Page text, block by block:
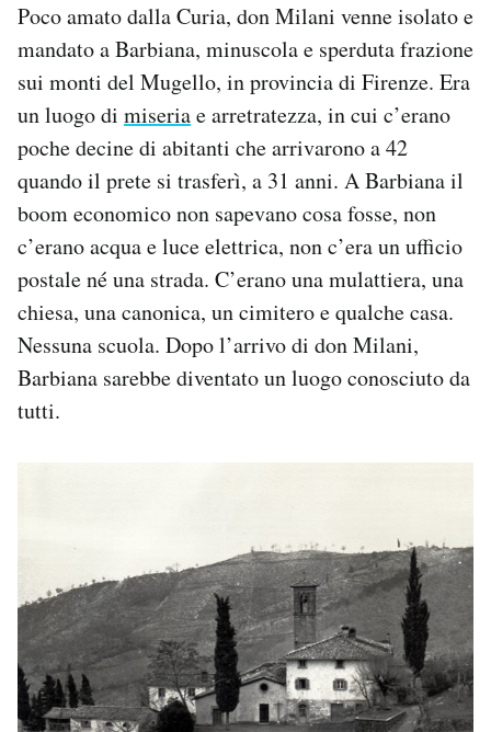
Poco amato dalla Curia, don Milani venne isolato e
mandato a Barbiana, minuscola e sperduta frazione
sui monti del Mugello, in provincia di Firenze. Era
un luogo di miseriae arretratezza, in cui c’erano
poche decine di abitanti che arrivarono a 42
quando il prete si trasferì, a 31 anni. A Barbiana il
boom economico non sapevano cosa fosse, non
c’erano acqua e luce elettrica, non c’era un ufficio
postale né una strada. C’erano una mulattiera, una
chiesa, una canonica, un cimitero e qualche casa.
Nessuna scuola. Dopo l’arrivo di don Milani,
Barbiana sarebbe diventato un luogo conosciuto da
tutti.